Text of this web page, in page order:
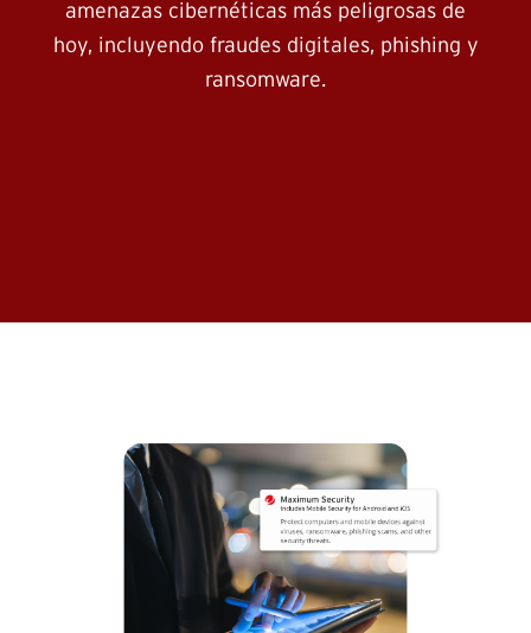
amenazas cibernéticas más peligrosas de
hoy, incluyendo fraudes digitales, phishing y
ransomware.